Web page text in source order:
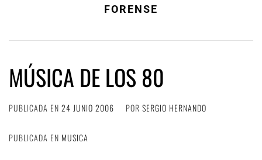
FORENSE
MÚSICA DE LOS 80
PUBLICADA EN 24 JUNIO 2006 POR SERGIO HERNANDO
PUBLICADA EN MUSICA